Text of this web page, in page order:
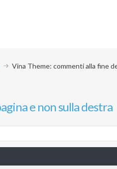
Vina Theme: commenti alla fine
e non sulla destra